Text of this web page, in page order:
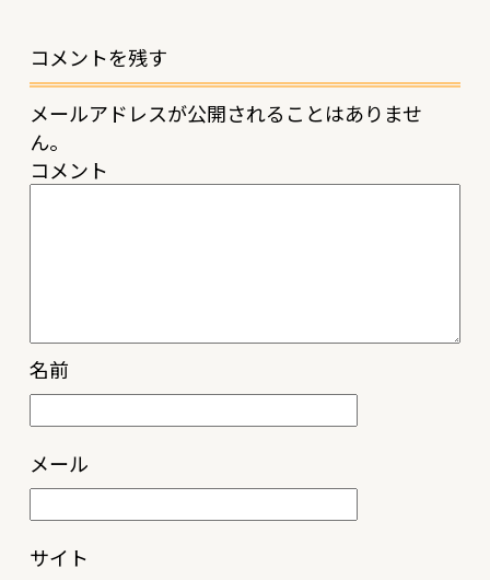
コメントを残す
メールアドレスが公開されることはありませ
ん。
コメント
名前
メール
サイト